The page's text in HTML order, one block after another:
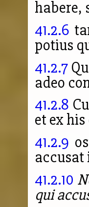
habere,
41.2.6
potius
41.2.7
adeo
41.2.8
et ex
41.2.9
accusat
41.2.10
qui